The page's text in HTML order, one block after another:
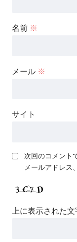
名前 ※
メール ※
サイト
次回のコメント
メールアドレス
上に表示された